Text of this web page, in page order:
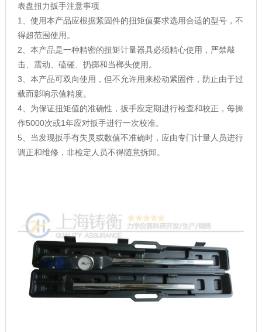
表盘扭力扳手注意事项
1、使用本产品应根据紧固件的扭矩值要求选用合适的型号，不
得超范围使用。
2、本产品是一种精密的扭矩计量器具必须精心使用，严禁敲
击、震动、磕碰、扔掷和当榔头使用。
3、本产品可双向使用，但不允许用来松动紧固件，防止由于过
载而影响示值精度。
4、为保证扭矩值的准确性，扳手应定期进行检查和校正，每操
作5000次或1年应对扳手进行一次校准。
5、当发现扳手有失灵或数值不准确时，应由专门计量人员进行
调正和维修，非检定人员不得随意拆卸。